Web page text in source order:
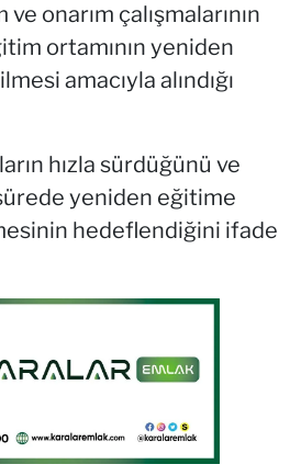
onarım çalışmalarının
ortamının yeniden
amacıyla alındığı
hızla sürdüğünü ve
yeniden eğitime
hedeflendiğini ifade